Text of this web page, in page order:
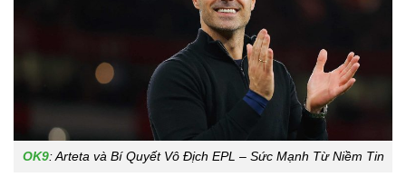
OK9: Arteta và Bí Quyết Vô Địch EPL – Sức Mạnh Từ Niềm Tin